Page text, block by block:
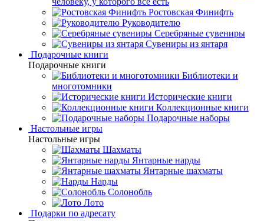
Ростовская Финифть
Руководителю
Серебряные сувениры
Сувениры из янтаря
Подарочные книги
Подарочные книги
Библиотеки и
многотомники
Исторические книги
Коллекционные книги
Подарочные наборы
Настольные игры
Настольные игры
Шахматы
Янтарные нарды
Янтарные шахматы
Нарды
Солонобль
Лото
Подарки по адресату